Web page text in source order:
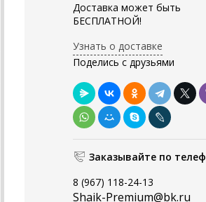
Доставка может быть
БЕСПЛАТНОЙ!
Узнать о доставке
Поделись с друзьями
Заказывайте по
8 (967) 118-24-13
Shaik-Premium@bk.ru